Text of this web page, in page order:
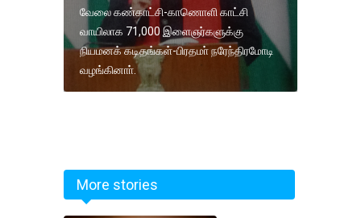
வேலை கண்காட்சி-காணொளி காட்சி
வாயிலாக 71,000 இளைஞர்களுக்கு
நியமனக் கடிதங்கள்-பிரதமா் நரேந்திரமோடி
வழங்கினாா்.
More stories